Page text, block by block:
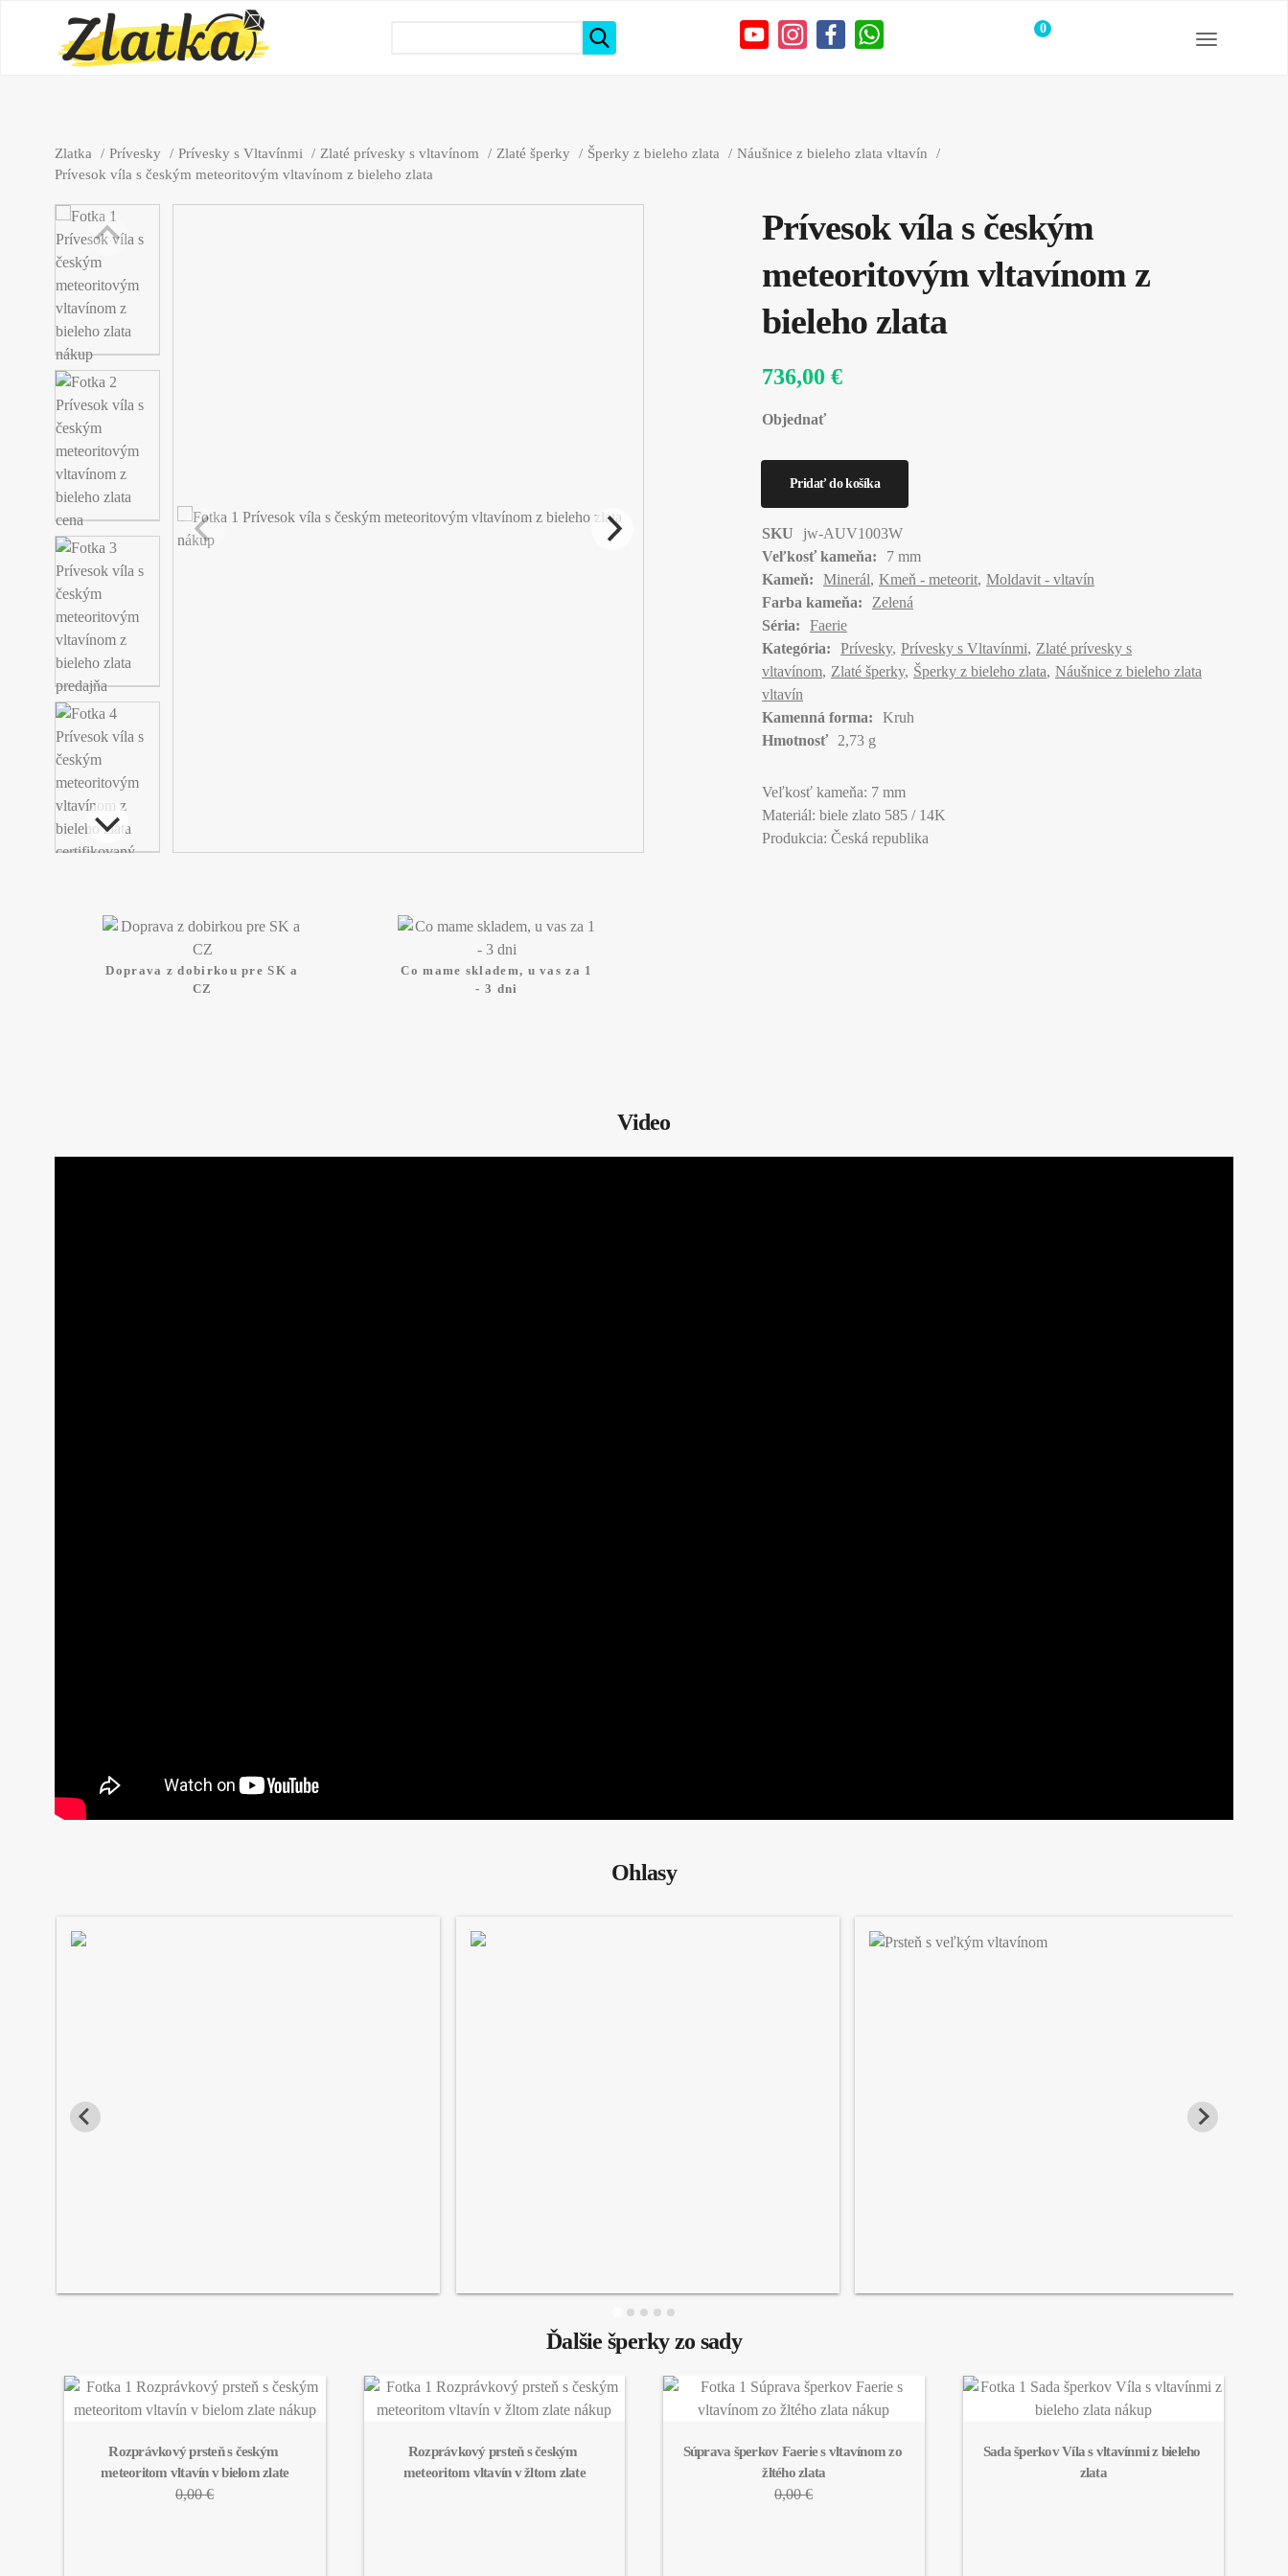
0
Zlatka Prívesky Prívesky s Vltavínmi Zlaté prívesky s vltavínom Zlaté šperky Šperky z bieleho zlata
Náušnice z bieleho zlata vltavín
Prívesok víla s českým meteoritovým vltavínom z bieleho zlata
Prívesok víla s českým
meteoritovým vltavínom z
bieleho zlata
736,00 €
Objednať
SKU
jw-AUV1003W
Veľkosť kameňa:
7 mm
Kameň:
Minerál Kmeň - meteorit Moldavit - vltavín
Farba kameňa:
Zelená
Séria:
Faerie
Kategória:
Prívesky Prívesky s Vltavínmi
Zlaté prívesky s
vltavínom Zlaté šperky Šperky z bieleho zlata Náušnice z bieleho zlata
vltavín
Kamenná forma:
Kruh
Hmotnosť
2,73 g
Veľkosť kameňa: 7 mm
Materiál: biele zlato 585 / 14K
Produkcia: Česká republika
Doprava z dobirkou pre SK a
CZ
Co mame skladem, u vas za 1
- 3 dni
Video
Ohlasy
Ďalšie šperky zo sady
Rozprávkový prsteň s českým
meteoritom vltavín v bielom zlate
0,00 €
Rozprávkový prsteň s českým
meteoritom vltavín v žltom zlate
Súprava šperkov Faerie s vltavínom zo
žltého zlata
0,00 €
Sada šperkov Víla s vltavínmi z bieleho
zlata